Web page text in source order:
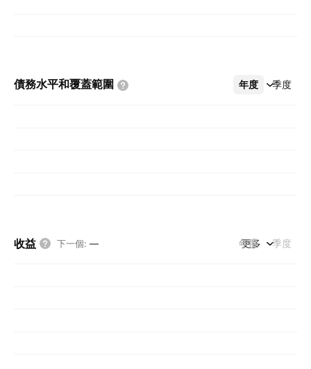
債務水平和覆蓋範圍 年度 季度
更多
收益 下一個: — 年度 季度
更多